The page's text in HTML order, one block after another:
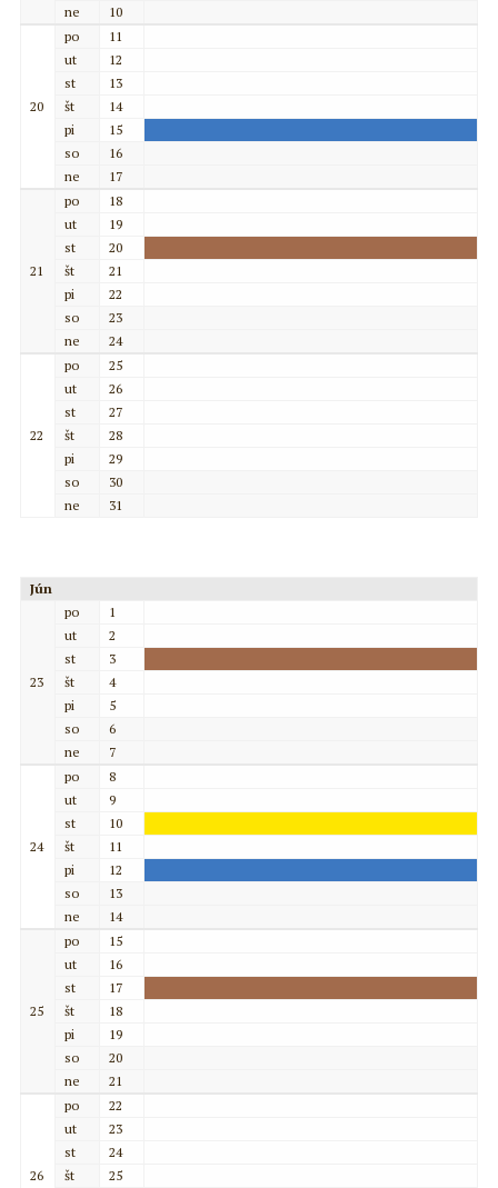
ne
10
20
po
11
ut
12
st
13
št
14
pi
15
so
16
ne
17
21
po
18
ut
19
st
20
št
21
pi
22
so
23
ne
24
22
po
25
ut
26
st
27
št
28
pi
29
so
30
ne
31
Jún
23
po
1
ut
2
st
3
št
4
pi
5
so
6
ne
7
24
po
8
ut
9
st
10
št
11
pi
12
so
13
ne
14
25
po
15
ut
16
st
17
št
18
pi
19
so
20
ne
21
26
po
22
ut
23
st
24
št
25